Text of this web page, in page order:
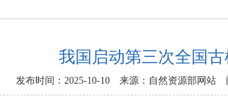
我国启动第三次全国
发布时间：2025-10-10 来源：自然资源部网站